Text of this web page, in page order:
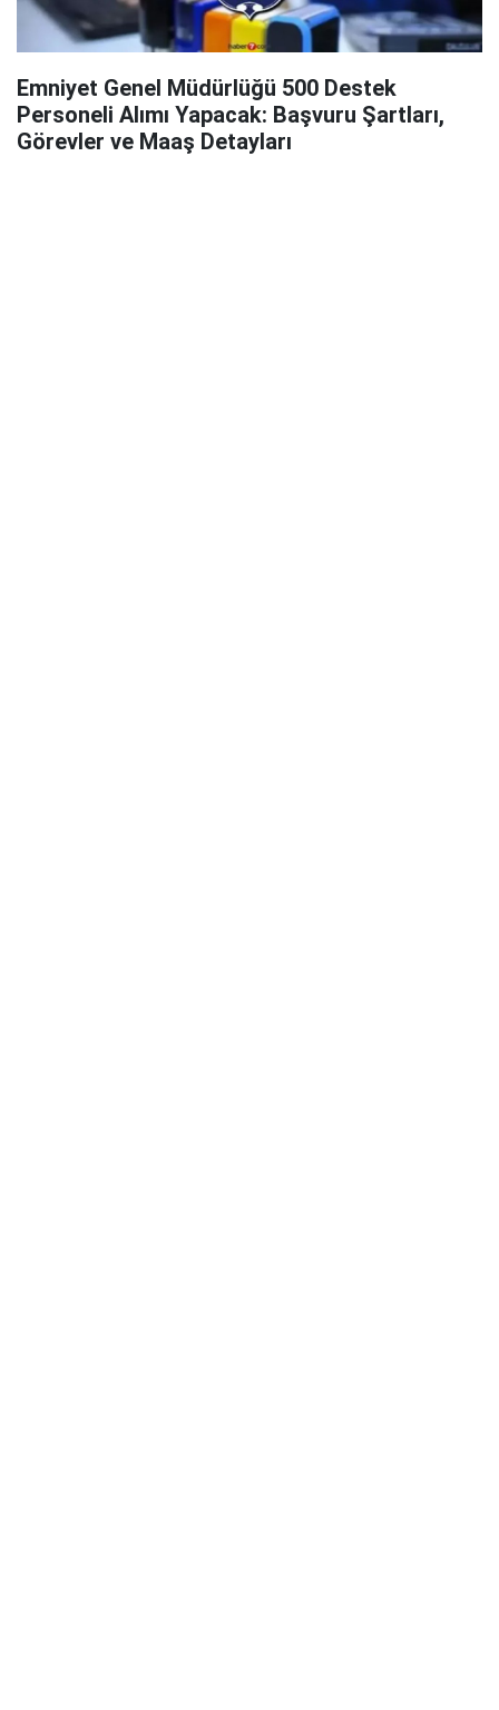
Emniyet Genel Müdürlüğü 500 Destek
Personeli Alımı Yapacak: Başvuru Şartları,
Görevler ve Maaş Detayları